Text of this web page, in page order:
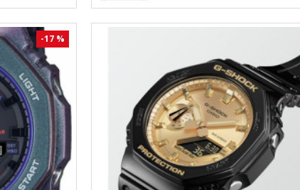
-17 %